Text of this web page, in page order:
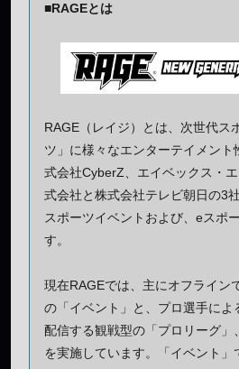
■RAGEとは
RAGE（レイジ）とは、次世代ス
ツ」に様々なエンターテイメン
式会社CyberZ、エイベックス・
式会社と株式会社テレビ朝日の3
スポーツイベントおよび、eスポ
す。
現在RAGEでは、主にオフライン
の「イベント」と、プロ選手によ
配信する観戦型の「プロリーグ」
を実施しています。「イベント